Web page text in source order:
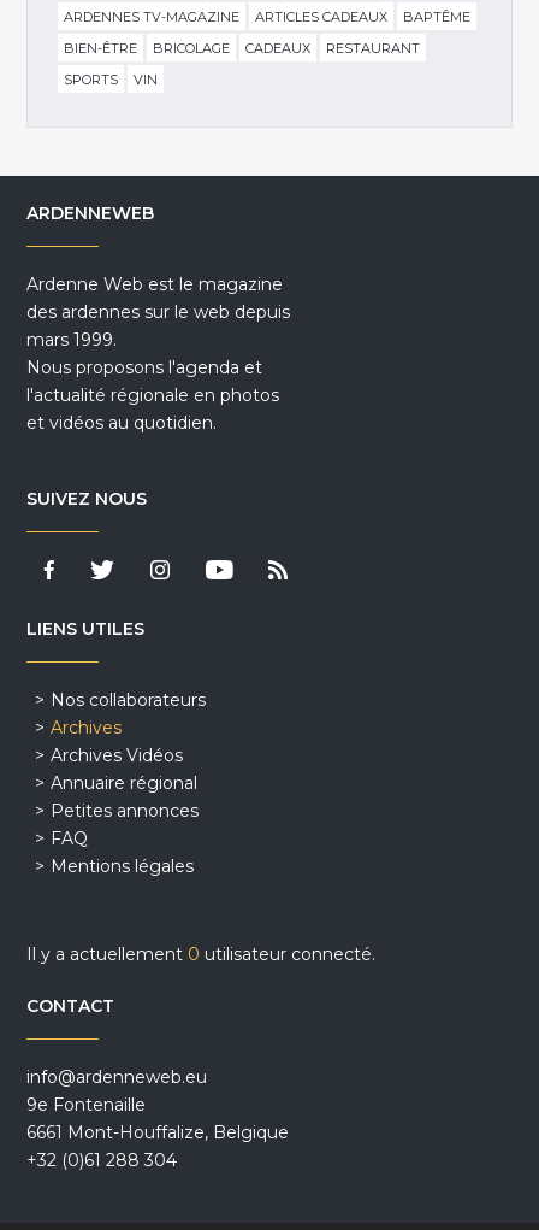
ARDENNES TV-MAGAZINE
ARTICLES CADEAUX
BAPTÊME
BIEN-ÊTRE
BRICOLAGE CADEAUX
RESTAURANT
SPORTS
VIN
ARDENNEWEB
Ardenne Web est le magazine
des ardennes sur le web depuis
mars 1999.
Nous proposons l'agenda et
l'actualité régionale en photos
et vidéos au quotidien.
SUIVEZ NOUS
LIENS UTILES
Nos collaborateurs
Archives
Archives Vidéos
Annuaire régional
Petites annonces
FAQ
Mentions légales
Il y a actuellement 0 utilisateur connecté.
CONTACT
info@ardenneweb.eu
9e Fontenaille
6661 Mont-Houffalize, Belgique
+32 (0)61 288 304